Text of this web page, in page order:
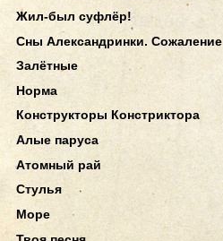
Жил-был суфлёр!
Сны Александринки. Сожаление
Залётные
Норма
Конструкторы Констриктора
Алые паруса
Атомный рай
Стулья
Море